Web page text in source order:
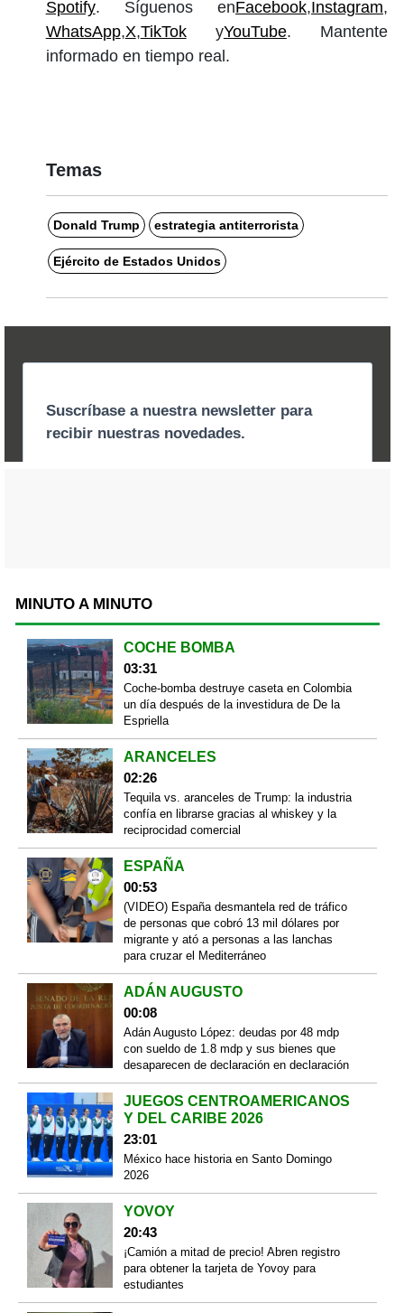
Spotify. Síguenos enFacebook,Instagram,
WhatsApp,X,TikTokyYouTube. Mantente
informado en tiempo real.
Temas
Donald Trump estrategia antiterrorista
Ejército de Estados Unidos
MINUTO A MINUTO
COCHE BOMBA
03:31
Coche-bomba destruye caseta en Colombia
un día después de la investidura de De la
Espriella
ARANCELES
02:26
Tequila vs. aranceles de Trump: la industria
confía en librarse gracias al whiskey y la
reciprocidad comercial
ESPAÑA
00:53
(VIDEO) España desmantela red de tráfico
de personas que cobró 13 mil dólares por
migrante y ató a personas a las lanchas
para cruzar el Mediterráneo
ADÁN AUGUSTO
00:08
Adán Augusto López: deudas por 48 mdp
con sueldo de 1.8 mdp y sus bienes que
desaparecen de declaración en declaración
JUEGOS CENTROAMERICANOS
Y DEL CARIBE 2026
23:01
México hace historia en Santo Domingo
2026
YOVOY
20:43
¡Camión a mitad de precio! Abren registro
para obtener la tarjeta de Yovoy para
estudiantes